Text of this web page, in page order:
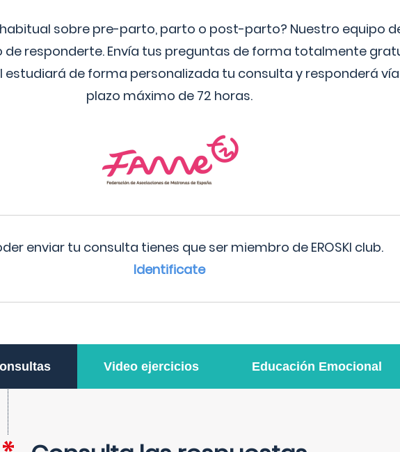
habitual sobre pre-parto, parto o post-parto? Nuestro equipo
responderte. Envía tus preguntas de forma totalmente
de forma personalizada tu consulta y responderá vía
plazo máximo de 72 horas.
enviar tu consulta tienes que ser miembro de EROSKI club.
Identificate
Video ejercicios Educación Emocional